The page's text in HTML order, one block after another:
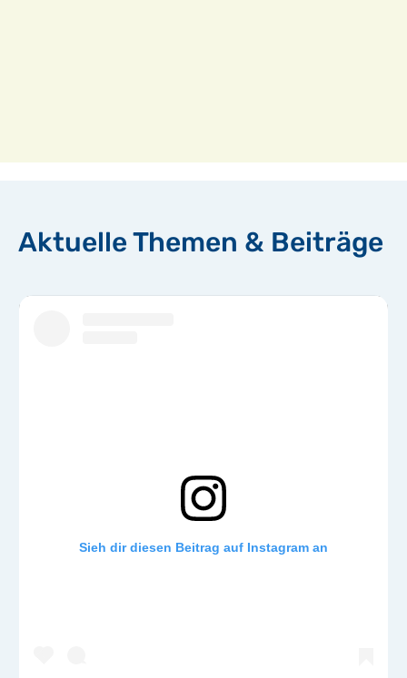
Aktuelle Themen & Beiträge
Sieh dir diesen Beitrag auf Instagram an